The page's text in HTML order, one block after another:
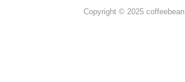
Copyright © 2025 coffeebean